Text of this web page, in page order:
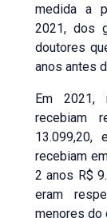
medida a
2021, dos
doutores
anos antes
Em 2021,
recebiam
13.099,20,
recebiam
2 anos R$
eram
menores do